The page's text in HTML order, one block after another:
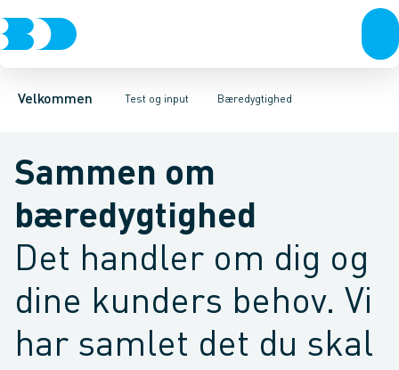
Velkommen Test og input
ProdukterFordeleKontaktBD+ Tilgiftskampagne
Bæredygtighed
PLP - ProduktlisteAlle moduler Mange niveauer - 2
Sammen om
bæredygtighed
Det handler om dig og
dine kunders behov. Vi
har samlet det du skal